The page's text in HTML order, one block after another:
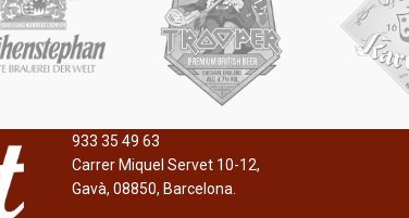
933 35 49 63
Carrer Miquel Servet 10-12,
Gavà, 08850, Barcelona.